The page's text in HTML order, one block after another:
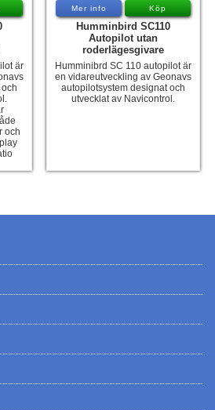
är
och
Mer info Köp
Humminbird SC110
Autopilot utan
roderlägesgivare
Humminibrd SC 110 autopilot är
en vidareutveckling av Geonavs
autopilotsystem designat och
utvecklat av Navicontrol.